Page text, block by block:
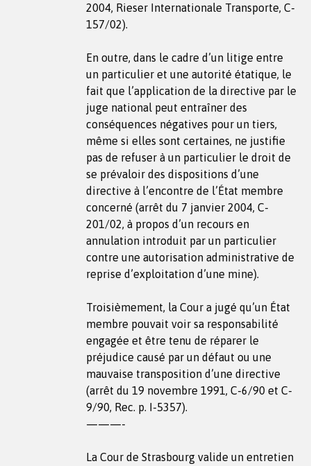
2004, Rieser Internationale Transporte, C-
157/02).
En outre, dans le cadre d’un litige entre
un particulier et une autorité étatique, le
fait que l’application de la directive par le
juge national peut entraîner des
conséquences négatives pour un tiers,
même si elles sont certaines, ne justifie
pas de refuser à un particulier le droit de
se prévaloir des dispositions d’une
directive à l’encontre de l’État membre
concerné (arrêt du 7 janvier 2004, C-
201/02, à propos d’un recours en
annulation introduit par un particulier
contre une autorisation administrative de
reprise d’exploitation d’une mine).
Troisièmement, la Cour a jugé qu’un État
membre pouvait voir sa responsabilité
engagée et être tenu de réparer le
préjudice causé par un défaut ou une
mauvaise transposition d’une directive
(arrêt du 19 novembre 1991, C-6/90 et C-
9/90, Rec. p. I-5357).
———-
La Cour de Strasbourg valide un entretien